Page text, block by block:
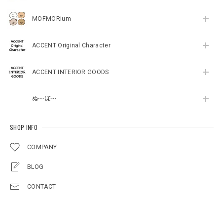
MOFMORium
ACCENT Original Character
ACCENT INTERIOR GOODS
ぬ～ぼ～
SHOP INFO
COMPANY
BLOG
CONTACT